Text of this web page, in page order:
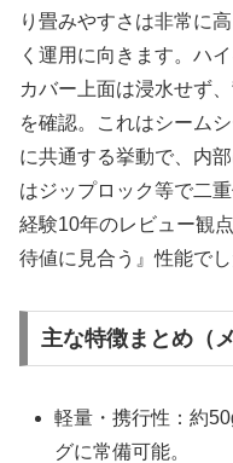
り畳みやすさは非常に
く運用に向きます。ハ
カバー上面は浸水せず
を確認。これはシーム
に共通する挙動で、内
はジップロック等で二
経験10年のレビュー観
待値に見合う』性能でし
主な特徴まとめ（
軽量・携行性：約
グに常備可能。